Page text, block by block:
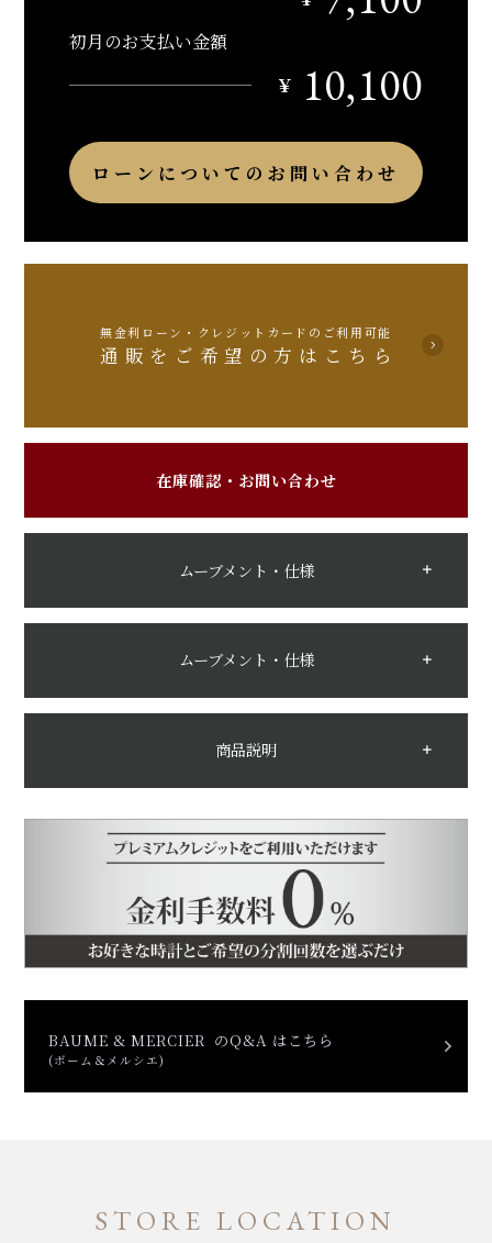
初月のお支払い金額
￥
10,100
ローンについてのお問い合わせ
無金利ローン・クレジットカードのご利用可能
通販をご希望の方はこちら
在庫確認・お問い合わせ
ムーブメント・仕様
ムーブメント・仕様
商品説明
BAUME & MERCIER のQ&A はこちら
(ボーム＆メルシエ)
STORE LOCATION